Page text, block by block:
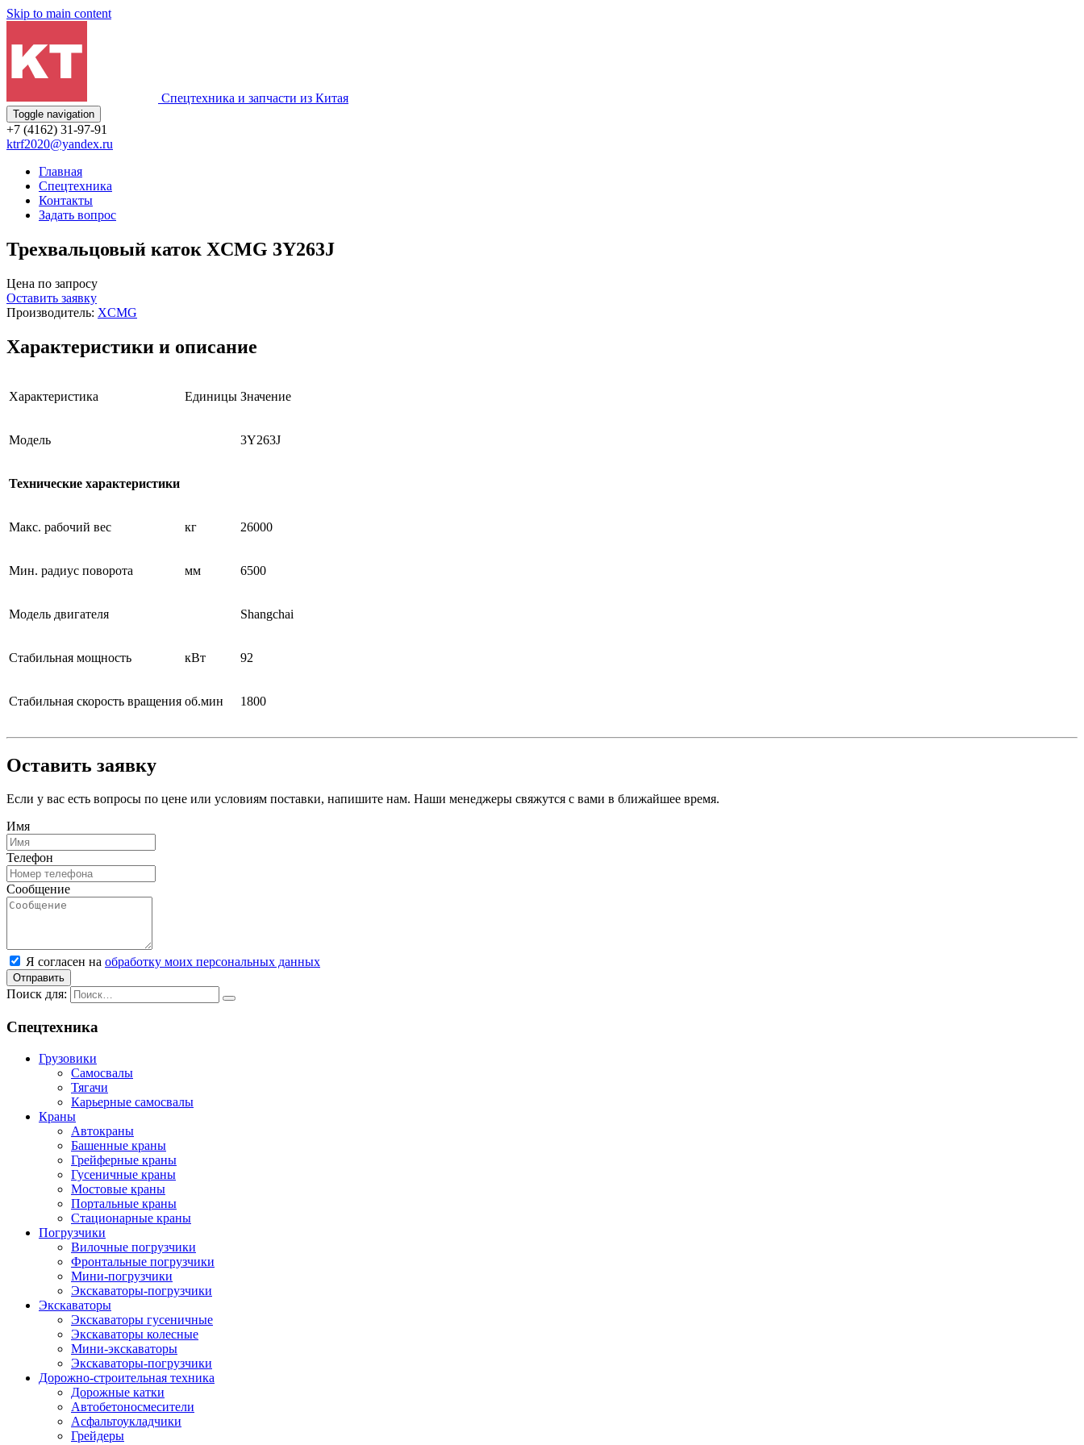
Skip to main content
Спецтехника и запчасти из Китая
Toggle navigation
+7 (4162) 31-97-91
ktrf2020@yandex.ru
Главная
Спецтехника
Контакты
Задать вопрос
Трехвальцовый каток XCMG 3Y263J
Цена по запросу
Оставить заявку
Производитель: XCMG
Характеристики и описание
Характеристика Единицы Значение
Модель 3Y263J
Технические характеристики
Макс. рабочий вес кг 26000
Мин. радиус поворота мм 6500
Модель двигателя Shangchai
Стабильная мощность кВт 92
Стабильная скорость вращения об.мин 1800
Оставить заявку
Если у вас есть вопросы по цене или условиям поставки, напишите нам. Наши менеджеры свяжутся с вами в ближайшее время.
Имя
Телефон
Сообщение
Я согласен на обработку моих персональных данных
Отправить
Поиск для:
Спецтехника
Грузовики
Самосвалы
Тягачи
Карьерные самосвалы
Краны
Автокраны
Башенные краны
Грейферные краны
Гусеничные краны
Мостовые краны
Портальные краны
Стационарные краны
Погрузчики
Вилочные погрузчики
Фронтальные погрузчики
Мини-погрузчики
Экскаваторы-погрузчики
Экскаваторы
Экскаваторы гусеничные
Экскаваторы колесные
Мини-экскаваторы
Экскаваторы-погрузчики
Дорожно-строительная техника
Дорожные катки
Автобетоносмесители
Асфальтоукладчики
Грейдеры